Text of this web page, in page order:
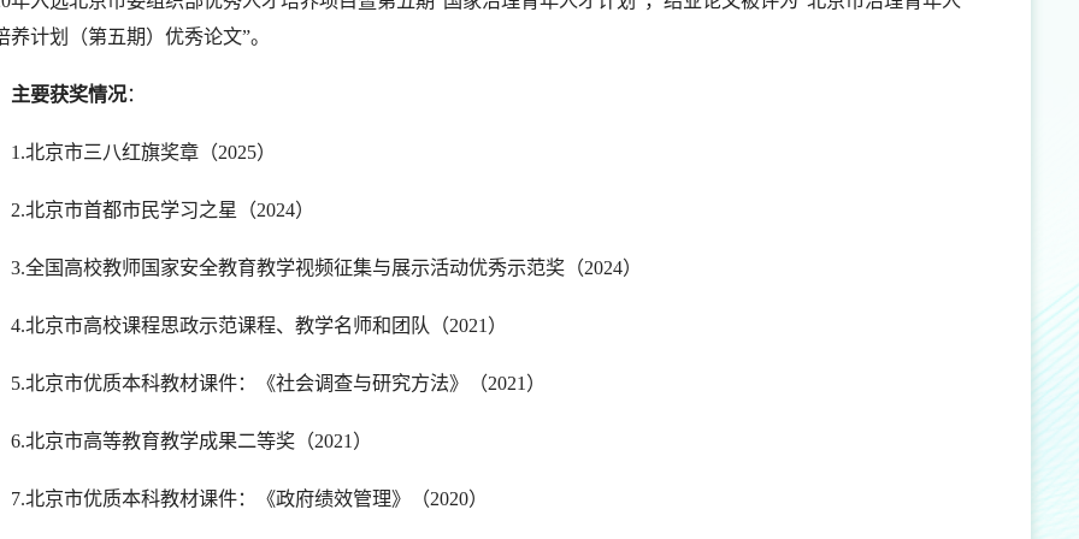
养计划（第五期）优秀论文”。
主要获奖情况：
1.北京市三八红旗奖章（2025）
2.北京市首都市民学习之星（2024）
3.全国高校教师国家安全教育教学视频征集与展示活动优秀示范奖（2024）
4.北京市高校课程思政示范课程、教学名师和团队（2021）
5.北京市优质本科教材课件：《社会调查与研究方法》（2021）
6.北京市高等教育教学成果二等奖（2021）
7.北京市优质本科教材课件：《政府绩效管理》（2020）